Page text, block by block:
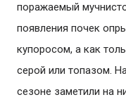
поражаемый
появления почек
купоросом, а как
серой или топазом.
сезоне заметили на